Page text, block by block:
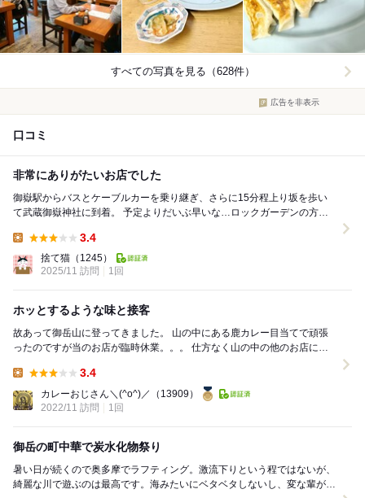
すべての写真を見る（628件）
広告を非表示
口コミ
非常にありがたいお店でした
御嶽駅からバスとケーブルカーを乗り継ぎ、さらに15分程上り坂を歩い
て武蔵御嶽神社に到着。 予定よりだいぶ早いな…ロックガーデンの方に
3.4
捨て猫 （1245）
2025/11 訪問
1回
ホッとするような味と接客
故あって御岳山に登ってきました。 山の中にある鹿カレー目当てで頑張
ったのですが当のお店が臨時休業。。。 仕方なく山の中の他のお店に行
3.4
カレーおじさん＼(^o^)／
（13909）
2022/11 訪問
1回
御岳の町中華で炭水化物祭り
暑い日が続くので奥多摩でラフティング。激流下りという程ではないが、
綺麗な川で遊ぶのは最高です。海みたいにベタベタしないし、変な輩が少